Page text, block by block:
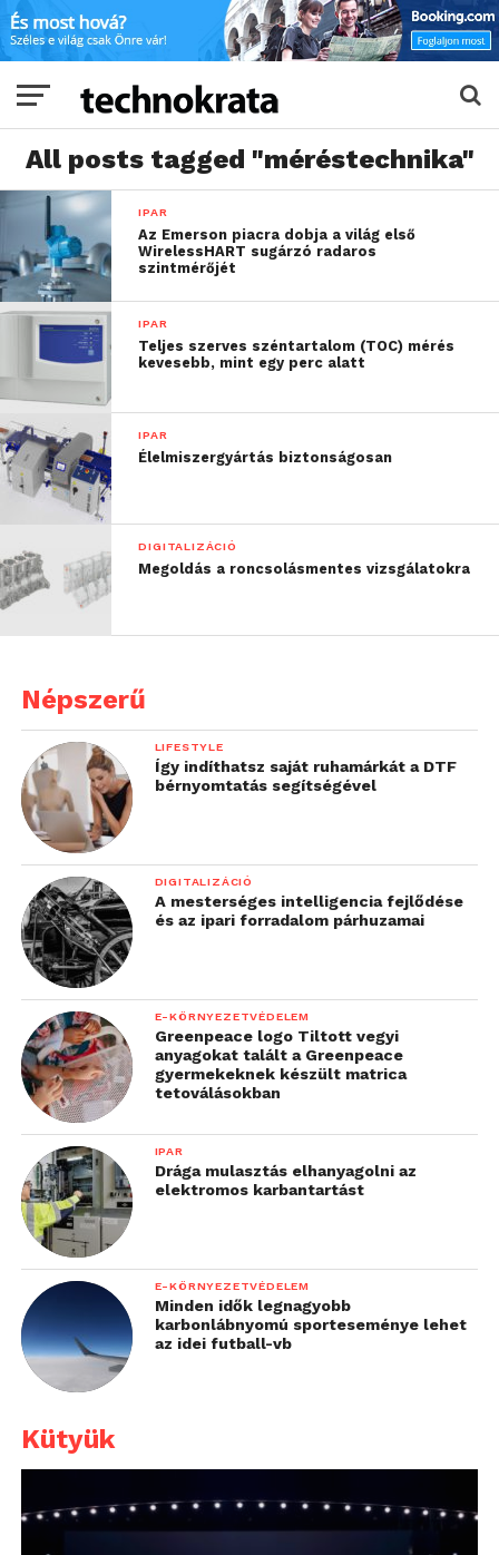
All posts tagged "méréstechnika"
IPAR
Az Emerson piacra dobja a világ első
WirelessHART sugárzó radaros
szintmérőjét
IPAR
Teljes szerves széntartalom (TOC) mérés
kevesebb, mint egy perc alatt
IPAR
Élelmiszergyártás biztonságosan
DIGITALIZÁCIÓ
Megoldás a roncsolásmentes vizsgálatokra
Népszerű
LIFESTYLE
Így indíthatsz saját ruhamárkát a DTF
bérnyomtatás segítségével
DIGITALIZÁCIÓ
A mesterséges intelligencia fejlődése
és az ipari forradalom párhuzamai
E-KÖRNYEZETVÉDELEM
Greenpeace logo Tiltott vegyi
anyagokat talált a Greenpeace
gyermekeknek készült matrica
tetoválásokban
IPAR
Drága mulasztás elhanyagolni az
elektromos karbantartást
E-KÖRNYEZETVÉDELEM
Minden idők legnagyobb
karbonlábnyomú sporteseménye lehet
az idei futball-vb
Kütyük